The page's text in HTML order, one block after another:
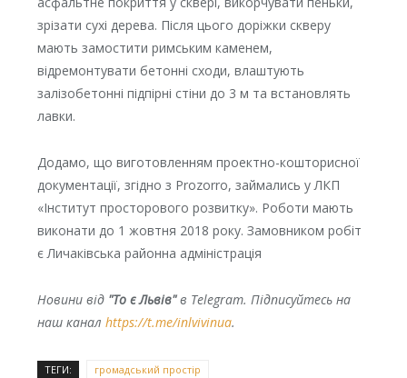
зрізати сухі дерева. Після цього доріжки скверу
мають замостити римським каменем,
відремонтувати бетонні сходи, влаштують
залізобетонні підпірні стіни до 3 м та встановлять
лавки.
Додамо, що виготовленням проектно-кошторисної
документації, згідно з Prozorro, займались у ЛКП
«Інститут просторового розвитку». Роботи мають
виконати до 1 жовтня 2018 року. Замовником робіт
є Личаківська районна адміністрація
Новини від "То є Львів"в Telegram. Підписуйтесь на
наш канал https://t.me/inlvivinua.
ТЕГИ: громадський простір